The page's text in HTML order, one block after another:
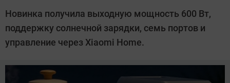
Довлатова
Новинка получила выходную мощность 600 Вт,
поддержку солнечной зарядки, семь портов и
управление через Xiaomi Home.